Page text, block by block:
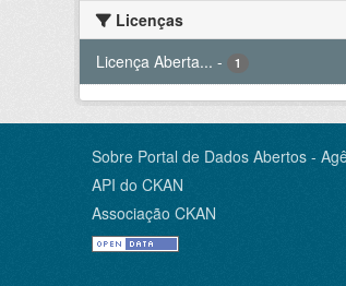
Licenças
Licença Aberta... - 1
Sobre Portal de Dados Abertos -
API do CKAN
Associação CKAN